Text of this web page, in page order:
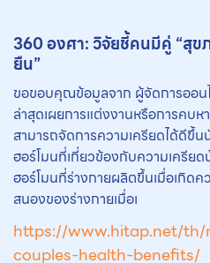
360 องศา: วิจัยชี้คนมีคู่ “สุ
ยืน”
ขอขอบคุณข้อมูลจาก ผู้จัดการออน
ล่าสุดเผยการแต่งงานหรือการคบหา
สามารถจัดการความเครียดได้ดี
ฮอร์โมนที่เกี่ยวข้องกับความเครีย
ฮอร์โมนที่ร่างกายผลิตขึ้นเมื่อเกิดค
สนองของร่างกายเมื่อเ
https://www.hitap.net/
couples-health-benefits/